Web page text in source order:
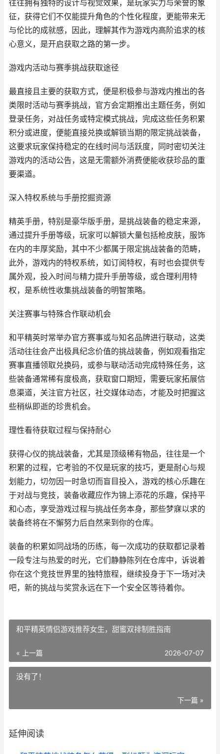
往往拥有独特的设计与视觉效果，是玩家实力与荣誉的象
征，获得它们不仅能提升角色的个性化程度，更能带来无
与伦比的成就感，因此，理解其作为游戏内高阶追求的核
心意义，是开启获取之路的第一步。
游戏内活动与赛季挑战获取途径
最直接且主要的获取方式，便是积极参与游戏内推出的各
类限时活动与赛季挑战，官方会定期推出主题任务，例如
登录任务，对战任务或特定模式挑战，完成这些任务积累
积分或进度，便能直接兑换或解锁当期的限定挑战装备，
这要求玩家保持稳定的在线时间与活跃度，同时密切关注
游戏内的活动公告，这是无需额外消费便能收获珍品的重
要渠道。
深入特权系统与手册挖掘资源
精英手册，特别是豪华版手册，是挑战装备的稳定来源，
通过提升手册等级，玩家可以解锁大量包括枪皮肤，服饰
在内的丰厚奖励，其中不少都属于限定挑战装备的范畴，
此外，游戏内的特权系统，如订阅特权，有时也会提供专
属外观，投入时间与精力提升手册等级，或合理利用特
权，是系统性收集挑战装备的明智策略。
关注赛事与特殊合作联动机会
和平精英时常举办官方赛事或与知名品牌进行联动，这类
活动往往会产出极具纪念价值的挑战装备，例如观看指定
赛事直播领取兑换码，或参与联动活动完成特殊任务，这
些装备通常稀有度极高，获取窗口期短，需要玩家拓展信
息渠道，关注官方社区，社交媒体动态，才能及时把握这
些稍纵即逝的珍贵机会。
理性看待获取过程与保持耐心
获得心仪的挑战装备，尤其是顶级稀有物品，往往是一个
积累的过程，它考验的不仅是玩家的技巧，更是耐心与规
划能力，切勿因一时急切而盲目投入，游戏的核心乐趣在
于对战与竞技，装备收藏应作为锦上添花的乐趣，保持平
和心态，享受游戏过程与挑战任务本身，那些梦寐以求的
装备终将在不懈努力后自然来到你的仓库。
装备的积累如同战场的历练，每一次成功的获取都记录着
一段专注与热爱的时光，它们静静陈列在仓库中，诉说着
你在这个竞技世界里的独特旅程，继续投身于下一场对决
吧，新的挑战与奖赏永远在下一个安全区等待着你。
和平精英情侣游戏推荐女生，甜蜜双排制胜指南
« 上一篇 2026-07-07
没有了！
下一篇 »
延伸阅读